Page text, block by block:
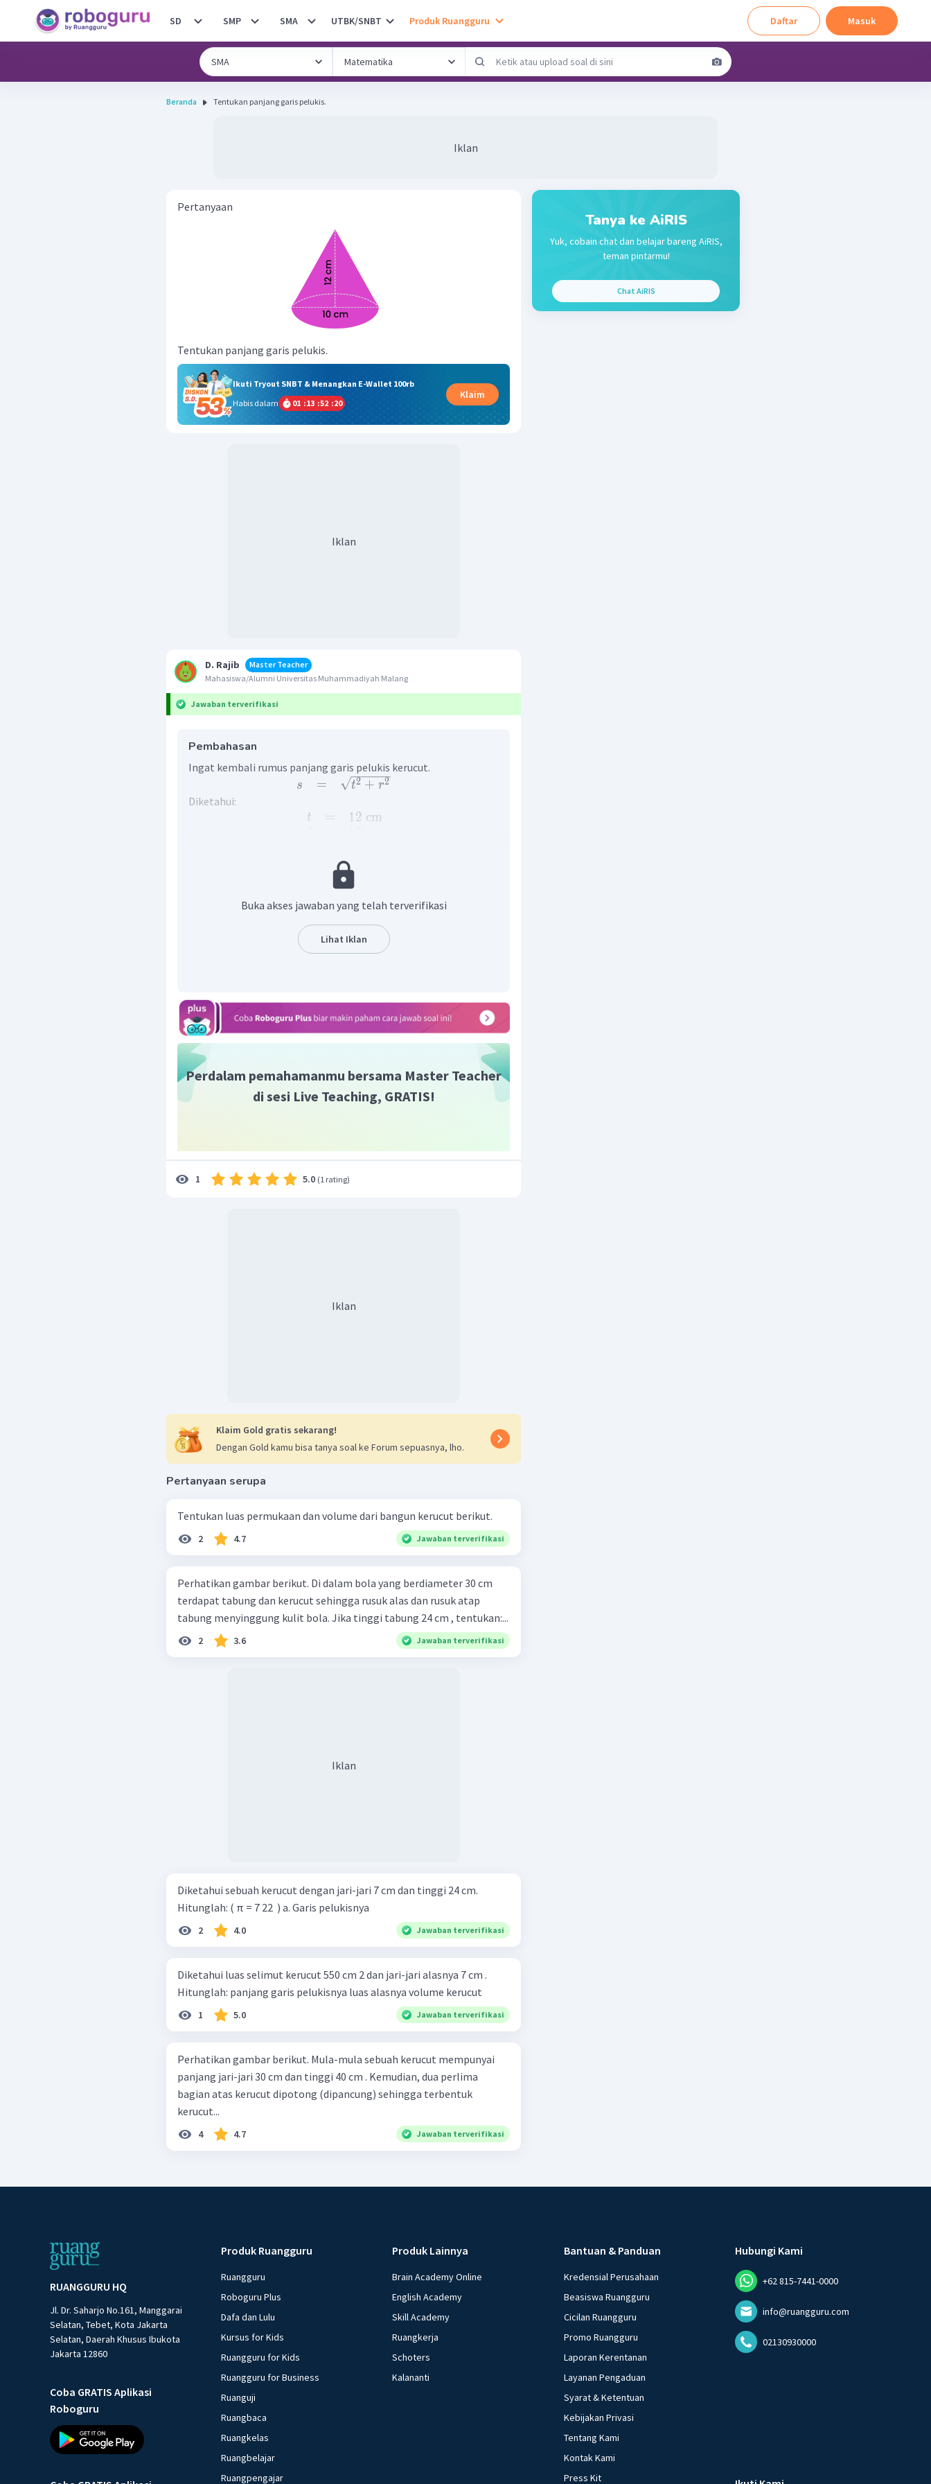
SD SMP SMA UTBK/SNBT Produk Ruangguru Daftar Masuk
Beranda Tentukan panjang garis pelukis.
Iklan
Pertanyaan
Tentukan panjang garis pelukis.
Ikuti Tryout SNBT & Menangkan E-Wallet 100rb
Habis dalam
01 :13 :52 :20
Klaim
Iklan
D. Rajib
Master Teacher
Mahasiswa/Alumni Universitas Muhammadiyah Malang
Jawaban terverifikasi
Pembahasan
Ingat kembali rumus panjang garis pelukis kerucut.
s = t2 + r2
Diketahui:
t
=
12 cm
5
Sehingga, diperoleh perhitungan berikut.
s
=
+ 5
144
169
Buka akses jawaban yang telah terverifikasi
Lihat Iklan
Perdalam pemahamanmu bersama Master Teacher
di sesi Live Teaching, GRATIS!
1 5.0 (1 rating)
Iklan
Klaim Gold gratis sekarang!
Dengan Gold kamu bisa tanya soal ke Forum sepuasnya, lho.
Pertanyaan serupa
Tentukan luas permukaan dan volume dari bangun kerucut berikut.
2 4.7 Jawaban terverifikasi
Perhatikan gambar berikut. Di dalam bola yang berdiameter 30 cm
terdapat tabung dan kerucut sehingga rusuk alas dan rusuk atap
tabung menyinggung kulit bola. Jika tinggi tabung 24 cm , tentukan:...
2 3.6 Jawaban terverifikasi
Iklan
Diketahui sebuah kerucut dengan jari-jari 7 cm dan tinggi 24 cm.
Hitunglah: ( π = 7 22 ​ ) a. Garis pelukisnya
2 4.0 Jawaban terverifikasi
Diketahui luas selimut kerucut 550 cm 2 dan jari-jari alasnya 7 cm .
Hitunglah: panjang garis pelukisnya luas alasnya volume kerucut
1 5.0 Jawaban terverifikasi
Perhatikan gambar berikut. Mula-mula sebuah kerucut mempunyai
panjang jari-jari 30 cm dan tinggi 40 cm . Kemudian, dua perlima
bagian atas kerucut dipotong (dipancung) sehingga terbentuk
kerucut...
4 4.7 Jawaban terverifikasi
Tanya ke AiRIS
Yuk, cobain chat dan belajar bareng AiRIS,
teman pintarmu!
Chat AiRIS
RUANGGURU HQ
Jl. Dr. Saharjo No.161, Manggarai
Selatan, Tebet, Kota Jakarta
Selatan, Daerah Khusus Ibukota
Jakarta 12860
Coba GRATIS Aplikasi
Roboguru
Produk Ruangguru
Ruangguru
Roboguru Plus
Dafa dan Lulu
Kursus for Kids
Ruangguru for Kids
Ruangguru for Business
Ruanguji
Ruangbaca
Ruangkelas
Ruangbelajar
Ruangpengajar
Produk Lainnya
Brain Academy Online
English Academy
Skill Academy
Ruangkerja
Schoters
Kalananti
Bantuan & Panduan
Kredensial Perusahaan
Beasiswa Ruangguru
Cicilan Ruangguru
Promo Ruangguru
Laporan Kerentanan
Layanan Pengaduan
Syarat & Ketentuan
Kebijakan Privasi
Tentang Kami
Kontak Kami
Press Kit
Hubungi Kami
+62 815-7441-0000
info@ruangguru.com
02130930000